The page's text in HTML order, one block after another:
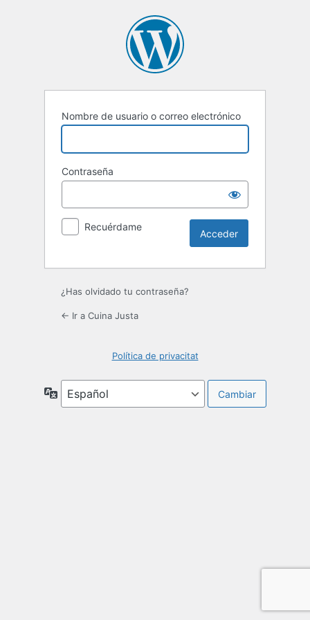
Nombre de usuario o correo electrónico
Contraseña
Recuérdame
¿Has olvidado tu contraseña?
← Ir a Cuina Justa
Política de privacitat
Idioma